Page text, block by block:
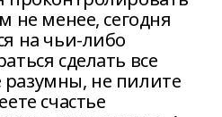
не менее, сегодня
на чьи-либо
сделать все
не пилите
счастье